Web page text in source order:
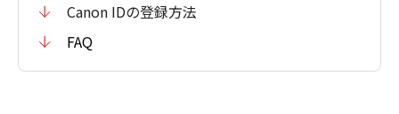
Canon IDの登録方法
FAQ